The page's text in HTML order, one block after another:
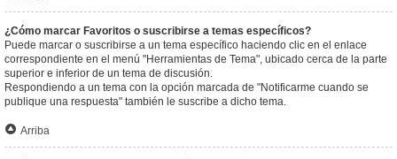
¿Cómo marcar Favoritos o suscribirse a temas específicos?
Puede marcar o suscribirse a un tema específico haciendo clic en el enlace
correspondiente en el menú "Herramientas de Tema", ubicado cerca de la parte
superior e inferior de un tema de discusión.
Respondiendo a un tema con la opción marcada de "Notificarme cuando se
publique una respuesta" también le suscribe a dicho tema.
Arriba